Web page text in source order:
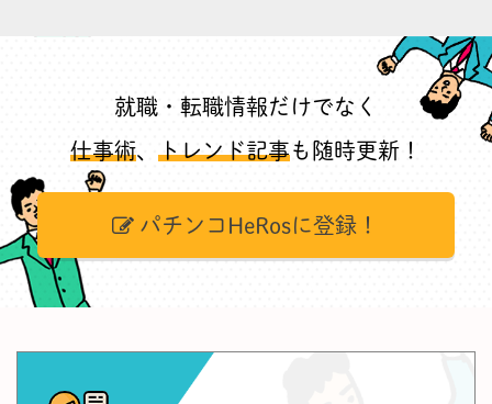
就職・転職情報だけでなく
仕事術、 トレンド記事も随時更新！
パチンコHeRosに登録！